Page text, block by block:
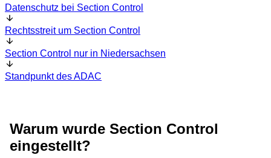
Datenschutz bei Section Control
Rechtsstreit um Section Control
Section Control nur in Niedersachsen
Standpunkt des ADAC
Warum wurde Section Control
eingestellt?